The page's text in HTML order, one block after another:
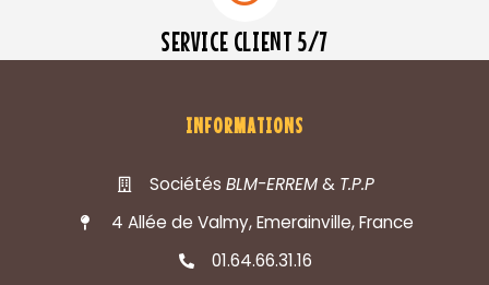
SERVICE CLIENT 5/7
INFORMATIONS
SociétésBLM-ERREM& T.P.P
4 Allée de Valmy, Emerainville, France
01.64.66.31.16